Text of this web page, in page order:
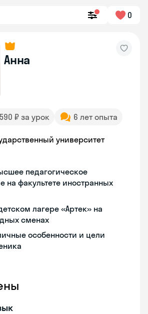
0
Анна
₽ за урок 6 лет опыта
университет
педагогическое
на факультете иностранных
лагере «Артек» на
сменах
особенности и цели